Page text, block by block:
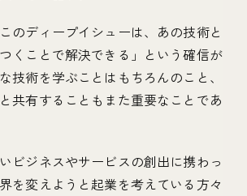
のディープイシューは、あの技術と
くことで解決できる」という確信が
技術を学ぶことはもちろんのこと、
共有することもまた重要なことであ
ビジネスやサービスの創出に携わっ
を変えようと起業を考えている方々